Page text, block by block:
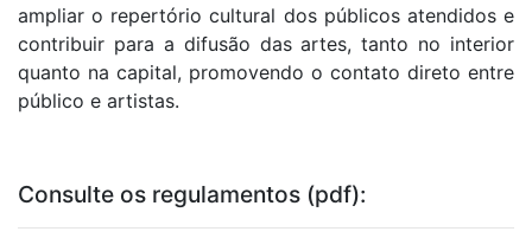
ampliar o repertório cultural dos públicos atendidos e
contribuir para a difusão das artes, tanto no interior
quanto na capital, promovendo o contato direto entre
público e artistas.
Consulte os regulamentos (pdf):